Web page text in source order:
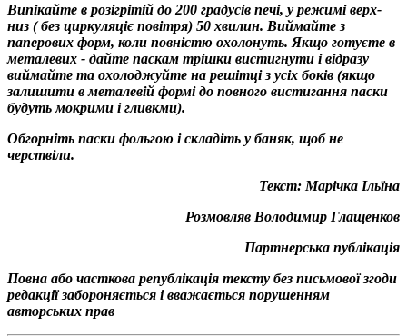
Випікайте в розігрітій до 200 градусів печі, у режимі верх-
низ ( без циркуляціє повітря) 50 хвилин. Виймайте з
паперових форм, коли повністю охолонуть. Якщо готуєте в
металевих - дайте паскам трішки вистигнути і відразу
виймайте та охолоджуйте на решітці з усіх боків (якщо
залишити в металевій формі до повного вистигання паски
будуть мокрими і гливкми).
Обгорніть паски фольгою і складіть у баняк, щоб не
черствіли.
Текст: Марічка Ільїна
Розмовляв Володимир Глащенков
Партнерська публікація
Повна або часткова републікація тексту без письмової згоди
редакції забороняється і вважається порушенням
авторських прав